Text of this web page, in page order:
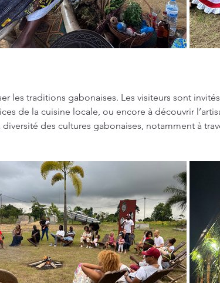
les traditions gabonaises. Les visiteurs sont
de la cuisine locale, ou encore à découvrir
des cultures gabonaises, notamment à